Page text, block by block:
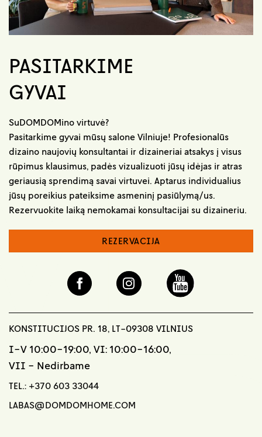
PASITARKIME
GYVAI
SuDOMDOMino virtuvė?
Pasitarkime gyvai mūsų salone Vilniuje! Profesionalūs
dizaino naujovių konsultantai ir dizaineriai atsakys į visus
rūpimus klausimus, padės vizualizuoti jūsų idėjas ir atras
geriausią sprendimą savai virtuvei. Aptarus individualius
jūsų poreikius pateiksime asmeninį pasiūlymą/us.
Rezervuokite laiką nemokamai konsultacijai su dizaineriu.
REZERVACIJA
KONSTITUCIJOS PR. 18, LT-09308 VILNIUS
I-V 10:00-19:00, VI: 10:00-16:00,
VII - Nedirbame
TEL.: +370 603 33044
LABAS@DOMDOMHOME.COM